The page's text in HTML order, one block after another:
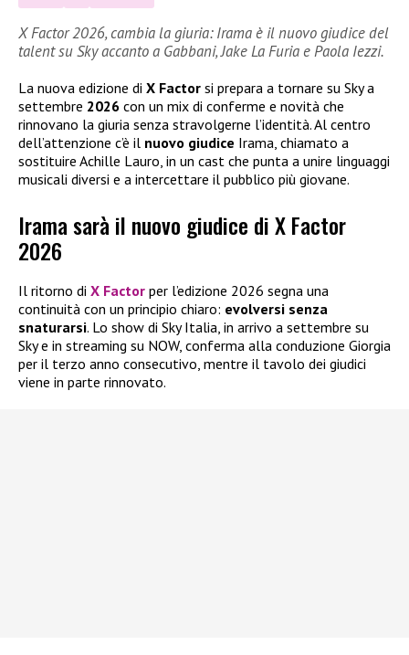
X Factor 2026, cambia la giuria: Irama è il nuovo giudice del
talent su Sky accanto a Gabbani, Jake La Furia e Paola Iezzi.
La nuova edizione di X Factor si prepara a tornare su Sky a
settembre 2026 con un mix di conferme e novità che
rinnovano la giuria senza stravolgerne l’identità. Al centro
dell’attenzione c’è il nuovo giudice Irama, chiamato a
sostituire Achille Lauro, in un cast che punta a unire linguaggi
musicali diversi e a intercettare il pubblico più giovane.
Irama sarà il nuovo giudice di X Factor
2026
Il ritorno di X Factor per l’edizione 2026 segna una
continuità con un principio chiaro: evolversi senza
snaturarsi. Lo show di Sky Italia, in arrivo a settembre su
Sky e in streaming su NOW, conferma alla conduzione Giorgia
per il terzo anno consecutivo, mentre il tavolo dei giudici
viene in parte rinnovato.